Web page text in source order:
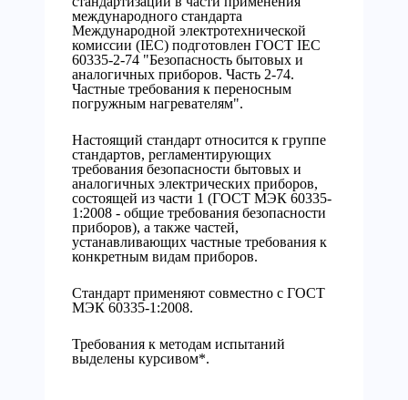
международного стандарта
Международной электротехнической
комиссии (IEC) подготовлен ГОСТ IEC
60335-2-74 "Безопасность бытовых и
аналогичных приборов. Часть 2-74.
Частные требования к переносным
погружным нагревателям".
Настоящий стандарт относится к группе
стандартов, регламентирующих
требования безопасности бытовых и
аналогичных электрических приборов,
состоящей из части 1 (ГОСТ МЭК 60335-
1:2008 - общие требования безопасности
приборов), а также частей,
устанавливающих частные требования к
конкретным видам приборов.
Стандарт применяют совместно с ГОСТ
МЭК 60335-1:2008.
Требования к методам испытаний
выделены курсивом*.